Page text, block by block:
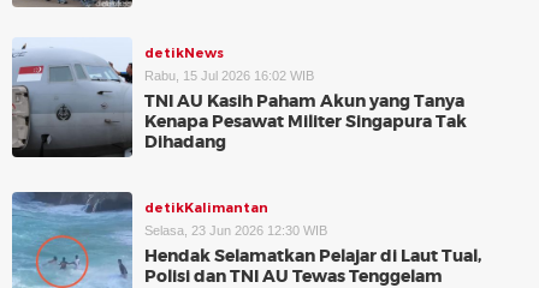
detikNews
Rabu, 15 Jul 2026 16:02 WIB
TNI AU Kasih Paham Akun yang Tanya
Kenapa Pesawat Militer Singapura Tak
Dihadang
detikKalimantan
Selasa, 23 Jun 2026 12:30 WIB
Hendak Selamatkan Pelajar di Laut Tual,
Polisi dan TNI AU Tewas Tenggelam